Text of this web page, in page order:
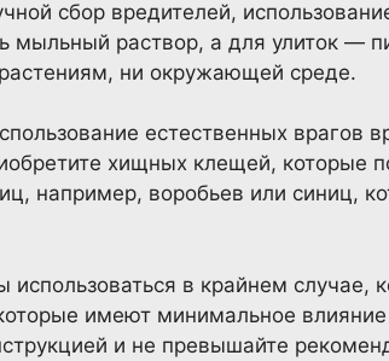
сбор вредителей,
мыльный раствор, а для улиток —
ни окружающей среде.
естественных врагов
хищных клещей, которые
например, воробьев или синиц,
в крайнем случае,
имеют минимальное
и не превышайте